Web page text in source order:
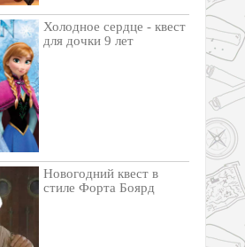
Холодное сердце - квест
для дочки 9 лет
Новогодний квест в
стиле Форта Боярд